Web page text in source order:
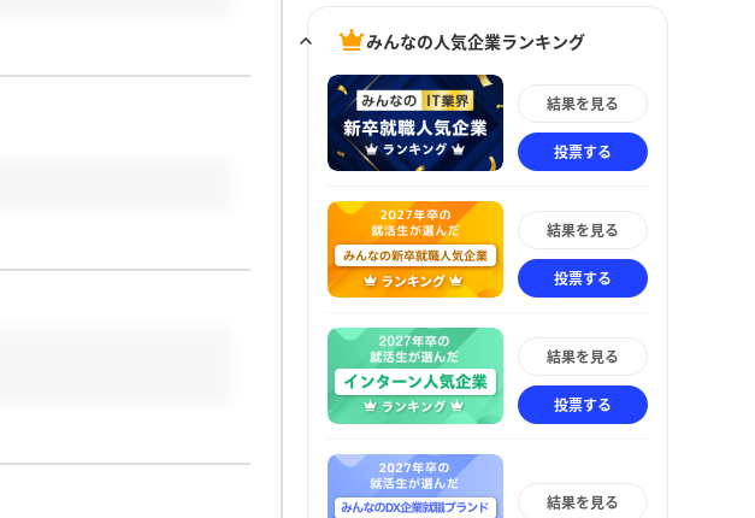
みんなの人気企業ランキング
結果を見る
投票する
結果を見る
投票する
結果を見る
投票する
結果を見る